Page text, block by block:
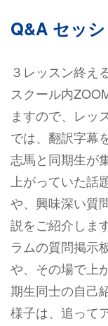
Q&A セッ
３レッスン終え
スクール内
ますので、レッ
では、翻訳字幕
志馬と同期生が
上がっていた話
や、興味深い質
説をご紹介しま
ラムの質問掲示
や、その場で上
期生同士の自己
様子は、追って